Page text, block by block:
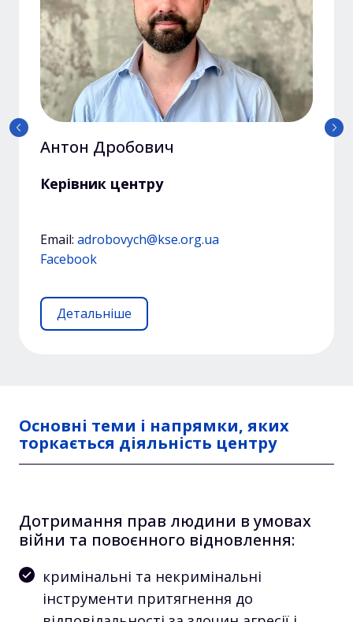
Вікторія Мізерна
Дослідниця центру
Email: vmizerna@kse.org.ua
LinkedIn
Детальніше
Основні теми і напрямки, яких
торкається діяльність центру
Дотримання прав людини в умовах
війни та повоєнного відновлення:
кримінальні та некримінальні
інструменти притягнення до